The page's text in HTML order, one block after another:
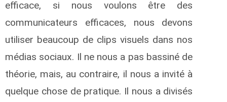
efficace, si nous voulons être des
communicateurs efficaces, nous devons
utiliser beaucoup de clips visuels dans nos
médias sociaux. Il ne nous a pas bassiné de
théorie, mais, au contraire, il nous a invité à
quelque chose de pratique. Il nous a divisés